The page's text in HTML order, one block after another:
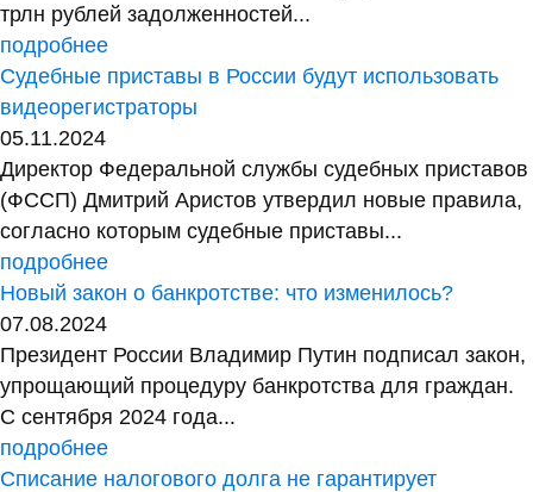
трлн рублей задолженностей...
подробнее
Судебные приставы в России будут использовать
видеорегистраторы
05.11.2024
Директор Федеральной службы судебных приставов
(ФССП) Дмитрий Аристов утвердил новые правила,
согласно которым судебные приставы...
подробнее
Новый закон о банкротстве: что изменилось?
07.08.2024
Президент России Владимир Путин подписал закон,
упрощающий процедуру банкротства для граждан.
С сентября 2024 года...
подробнее
Списание налогового долга не гарантирует